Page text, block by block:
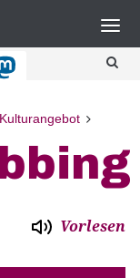
Kulturangebot
Vorlesen